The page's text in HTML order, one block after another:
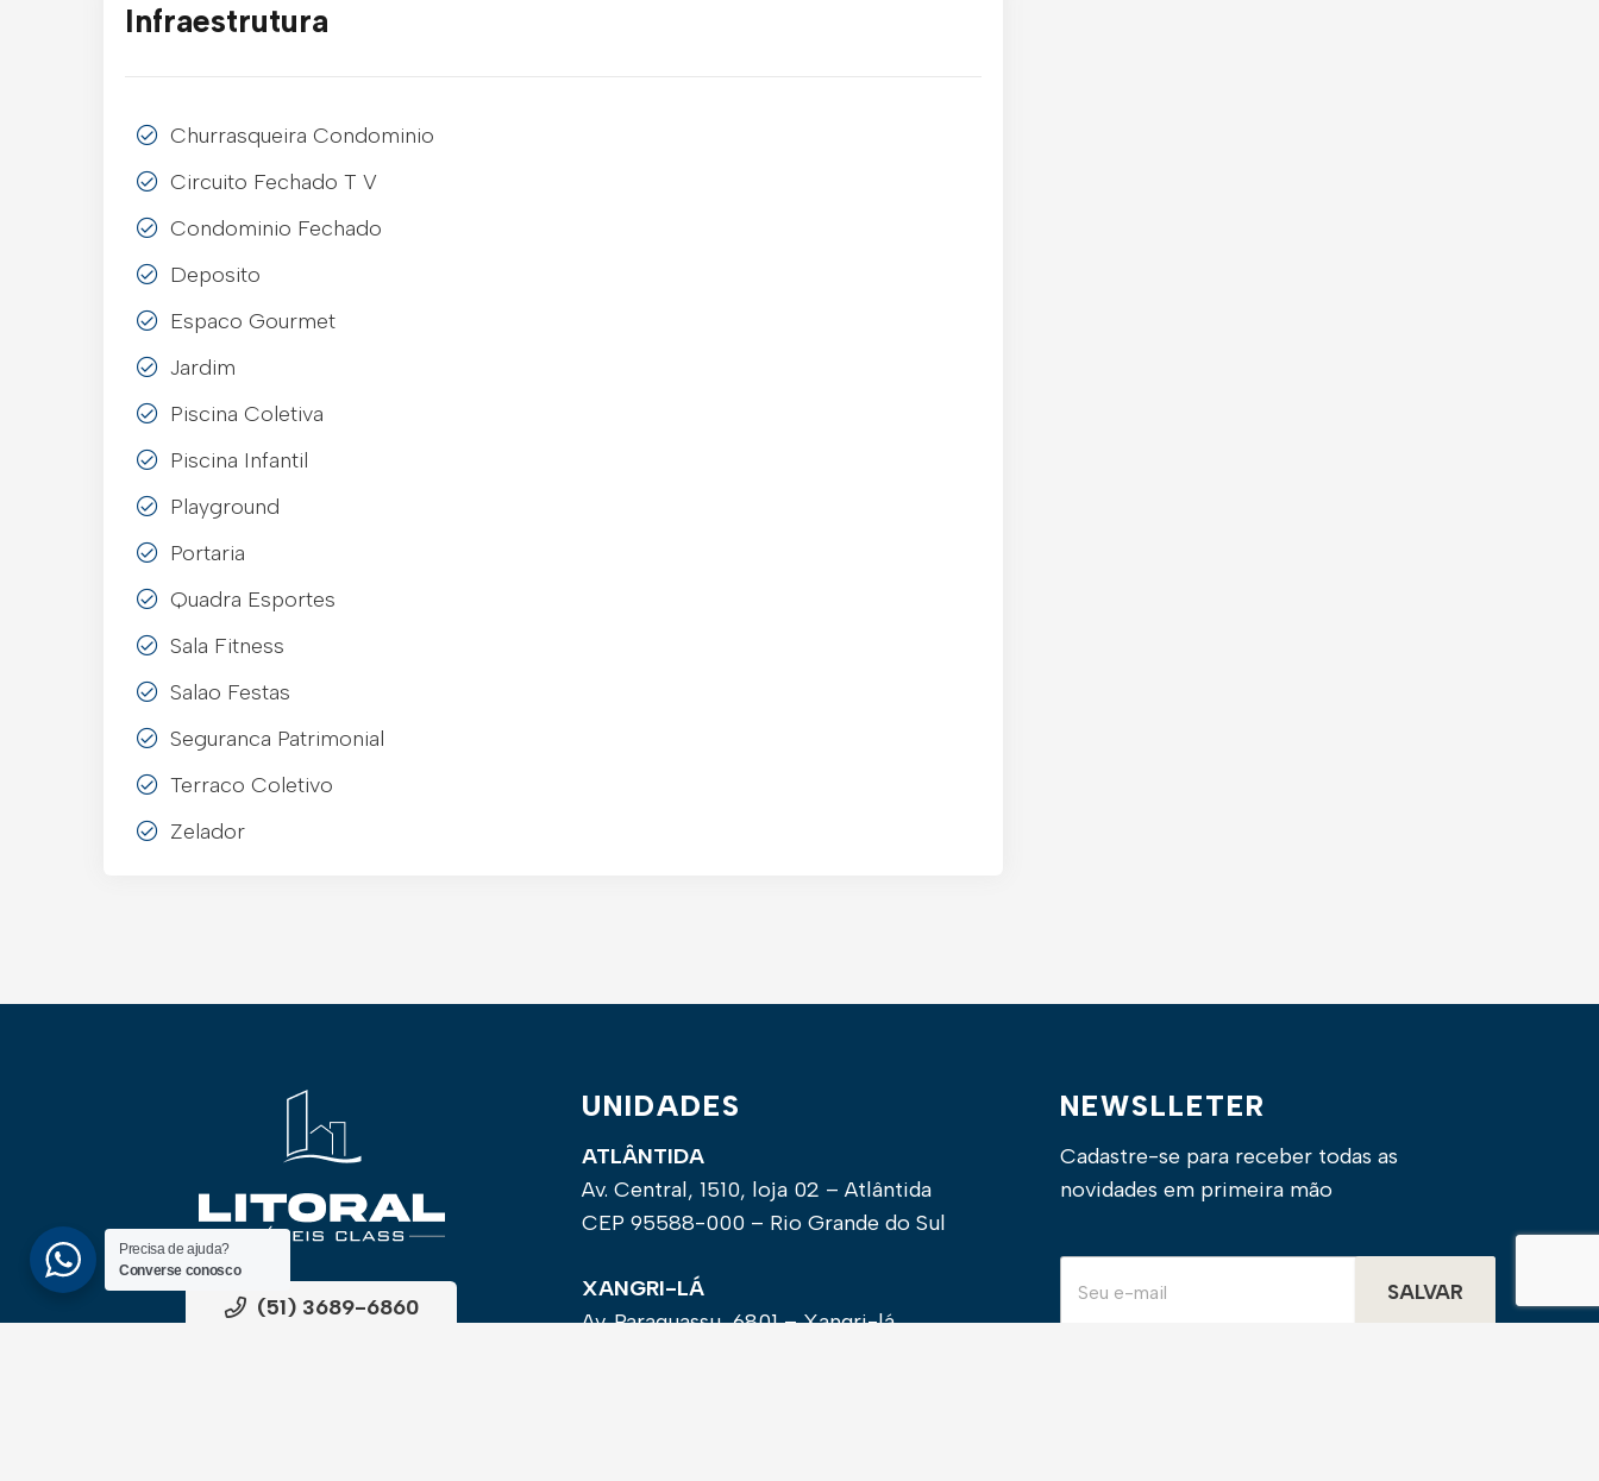
Infraestrutura
Churrasqueira Condominio
Circuito Fechado T V
Condominio Fechado
Deposito
Espaco Gourmet
Jardim
Piscina Coletiva
Piscina Infantil
Playground
Portaria
Quadra Esportes
Sala Fitness
Salao Festas
Seguranca Patrimonial
Terraco Coletivo
Zelador
(51) 3689-6860
UNIDADES
ATLÂNTIDA
Av. Central, 1510, loja 02 – Atlântida
CEP 95588-000 – Rio Grande do Sul
XANGRI-LÁ
Av. Paraguassu, 6801 – Xangri-lá
NEWSLLETER
Cadastre-se para receber todas as
novidades em primeira mão
SALVAR
Precisa de ajuda?
Converse conosco